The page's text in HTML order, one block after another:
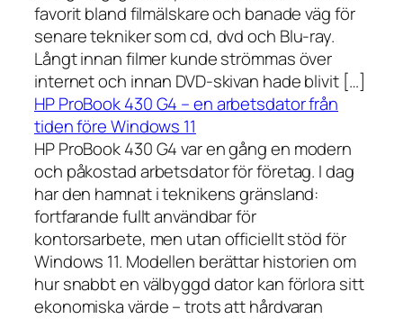
favorit bland filmälskare och banade väg för
senare tekniker som cd, dvd och Blu-ray.
Långt innan filmer kunde strömmas över
internet och innan DVD-skivan hade blivit […]
HP ProBook 430 G4 – en arbetsdator från
tiden före Windows 11
HP ProBook 430 G4 var en gång en modern
och påkostad arbetsdator för företag. I dag
har den hamnat i teknikens gränsland:
fortfarande fullt användbar för
kontorsarbete, men utan officiellt stöd för
Windows 11. Modellen berättar historien om
hur snabbt en välbyggd dator kan förlora sitt
ekonomiska värde – trots att hårdvaran